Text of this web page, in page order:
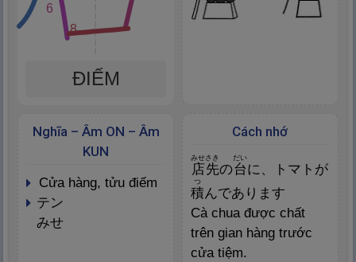
6
8
ĐIẾM
Cách nhớ
店先
みせさき
の台
だい
に、トマトが
積
つ
んであります
Cà chua được chất
trên gian hàng trước
cửa tiệm.
Nghĩa – Âm ON – Âm
KUN
cửa hàng, tửu điếm
テン
みせ